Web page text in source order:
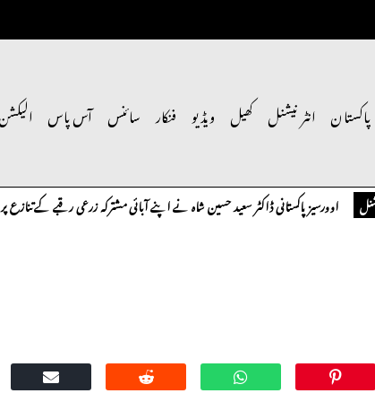
پاکستان انٹر نیشنل کھیل ویڈیو فنکار سائنس آس پاس الیکشن 2023
پاکستانی ڈاکٹر سعید حسین شاہ نے اپنے آبائی مشترکہ زرعی رقبے کے تنازع پر